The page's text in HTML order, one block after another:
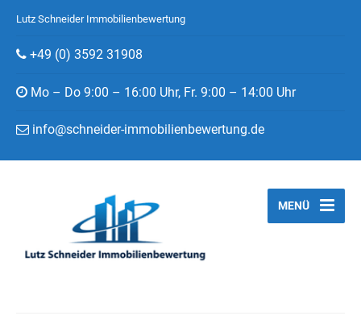
Lutz Schneider Immobilienbewertung
+49 (0) 3592 31908
Mo – Do 9:00 – 16:00 Uhr, Fr. 9:00 – 14:00 Uhr
info@schneider-immobilienbewertung.de
MENÜ